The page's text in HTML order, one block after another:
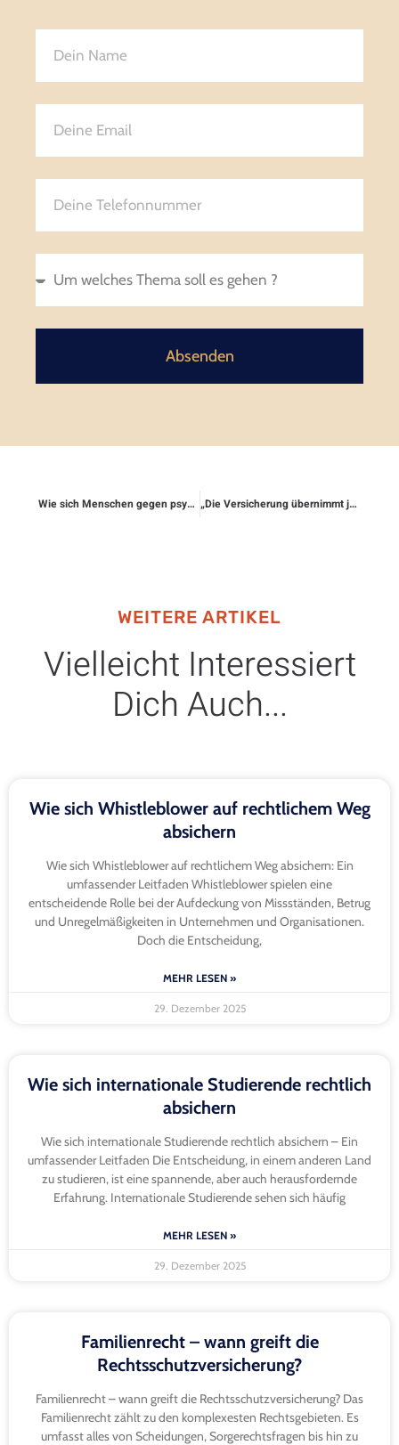
Absenden
Wie sich Menschen gegen psychische Gewalt rechtlich schützen „Die Versicherung übernimmt jede Streitigkeit“ – stimmt das wirklich?
WEITERE ARTIKEL
Vielleicht Interessiert
Dich Auch...
Wie sich Whistleblower auf rechtlichem Weg
absichern
Wie sich Whistleblower auf rechtlichem Weg absichern: Ein
umfassender Leitfaden Whistleblower spielen eine
entscheidende Rolle bei der Aufdeckung von Missständen, Betrug
und Unregelmäßigkeiten in Unternehmen und Organisationen.
Doch die Entscheidung,
MEHR LESEN »
29. Dezember 2025
Wie sich internationale Studierende rechtlich
absichern
Wie sich internationale Studierende rechtlich absichern – Ein
umfassender Leitfaden Die Entscheidung, in einem anderen Land
zu studieren, ist eine spannende, aber auch herausfordernde
Erfahrung. Internationale Studierende sehen sich häufig
MEHR LESEN »
29. Dezember 2025
Familienrecht – wann greift die
Rechtsschutzversicherung?
Familienrecht – wann greift die Rechtsschutzversicherung? Das
Familienrecht zählt zu den komplexesten Rechtsgebieten. Es
umfasst alles von Scheidungen, Sorgerechtsfragen bis hin zu